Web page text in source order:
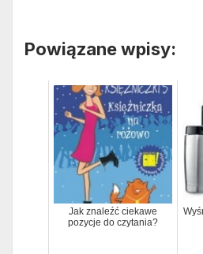
Powiązane wpisy:
Jak znaleźć ciekawe
pozycje do czytania?